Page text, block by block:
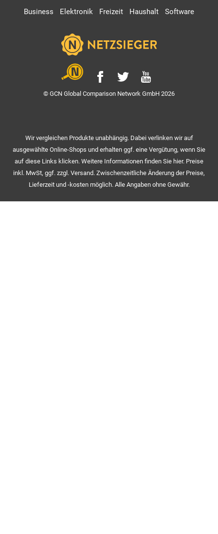
Business Elektronik Freizeit Haushalt Software
© GCN Global Comparison Network GmbH 2026
Wir vergleichen Produkte unabhängig. Dabei verlinken wir auf
ausgewählte Online-Shops und erhalten ggf. eine Vergütung, wenn Sie
auf diese Links klicken. Weitere Informationen finden Sie hier. Preise
inkl. MwSt, ggf. zzgl. Versand. Zwischenzeitliche Änderung der Preise,
Lieferzeit und -kosten möglich. Alle Angaben ohne Gewähr.